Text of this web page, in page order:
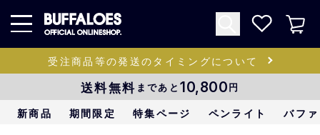
受注商品等の発送のタイミングについて
送料無料 まであと 10,800円
新商品 期間限定 特集ページ ペンライト バフ